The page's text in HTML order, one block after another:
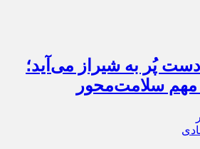
پُر به شیراز می‌آید؛
مهم سلامت‌محور